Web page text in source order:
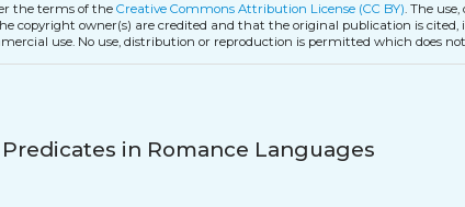
the terms of theCreative Commons Attribution License (CC BY). The
copyright owner(s) are credited and that the original publication is cited,
use. No use, distribution or reproduction is permitted which does
Predicates in Romance Languages